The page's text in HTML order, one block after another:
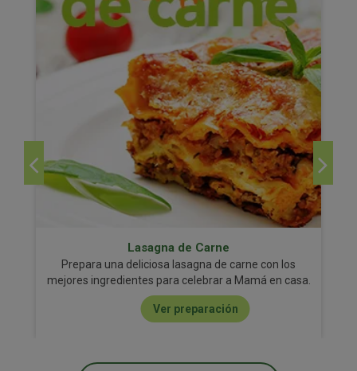
Lasagna de Carne
Prepara una deliciosa lasagna de carne con los
mejores ingredientes para celebrar a Mamá en casa.
Ver preparación